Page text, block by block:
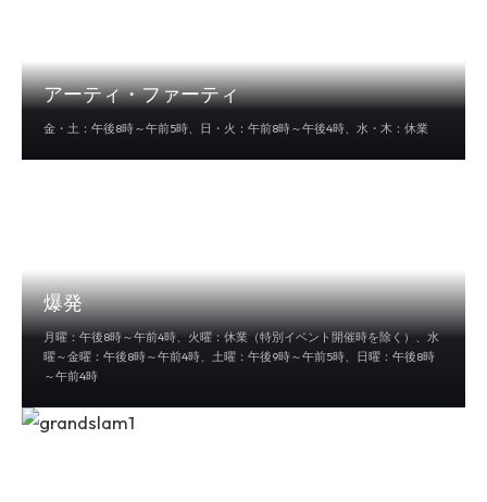
アーティ・ファーティ
金・土：午後8時～午前5時、日・火：午前8時～午後4時、水・木：休業
爆発
月曜：午後8時～午前4時、火曜：休業（特別イベント開催時を除く）、水
曜～金曜：午後8時～午前4時、土曜：午後9時～午前5時、日曜：午後8時
～午前4時